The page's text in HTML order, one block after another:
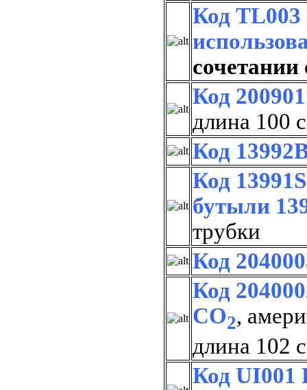
Код TL003
Код
длина 100
Код
Код
бутыли
трубки
Код
Код
CO2,
длина 102
Код UI001